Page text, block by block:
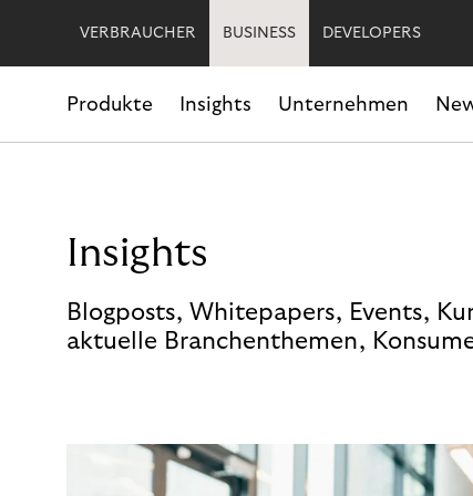
VERBRAUCHER BUSINESS DEVELOPERS
Produkte Insights Unternehmen
Insights
Blogposts, Whitepapers, Events,
aktuelle Branchenthemen,